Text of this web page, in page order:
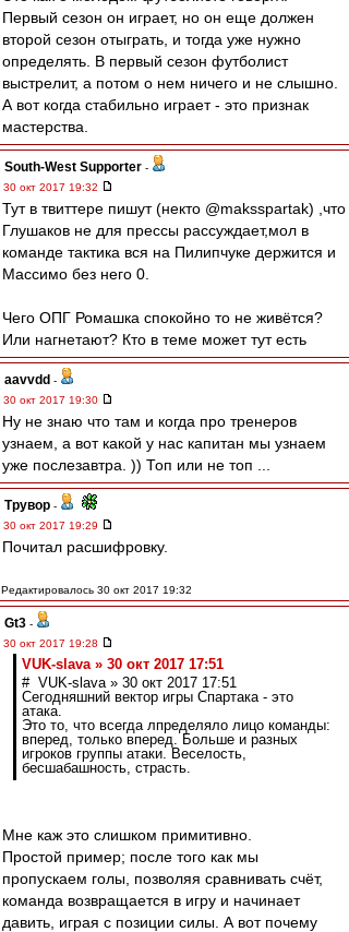
Первый сезон он играет, но он еще должен
второй сезон отыграть, и тогда уже нужно
определять. В первый сезон футболист
выстрелит, а потом о нем ничего и не слышно.
А вот когда стабильно играет - это признак
мастерства.
South-West Supporter -
30 окт 2017 19:32
Тут в твиттере пишут (некто @maksspartak) ,что
Глушаков не для прессы рассуждает,мол в
команде тактика вся на Пилипчуке держится и
Массимо без него 0.
Чего ОПГ Ромашка спокойно то не живётся?
Или нагнетают? Кто в теме может тут есть
aavvdd -
30 окт 2017 19:30
Ну не знаю что там и когда про тренеров
узнаем, а вот какой у нас капитан мы узнаем
уже послезавтра. )) Топ или не топ ...
Трувор -
30 окт 2017 19:29
Почитал расшифровку.
Редактировалось 30 окт 2017 19:32
Gt3 -
30 окт 2017 19:28
VUK-slava » 30 окт 2017 17:51
# VUK-slava » 30 окт 2017 17:51
Сегодняшний вектор игры Спартака - это
атака.
Это то, что всегда лпределяло лицо команды:
вперед, только вперед. Больше и разных
игроков группы атаки. Веселость,
бесшабашность, страсть.
Мне каж это слишком примитивно.
Простой пример; после того как мы
пропускаем голы, позволяя сравнивать счёт,
команда возвращается в игру и начинает
давить, играя с позиции силы. А вот почему